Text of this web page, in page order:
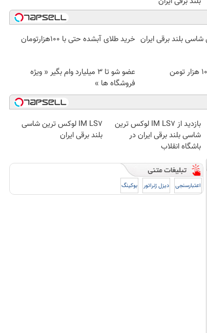
خرید طلای آبشده حتی با ۱۰۰هزارتومان
عضو شو تا 3 میلیارد وام بگیر « ویژه
فروشگاه ها »
بازدید از IM LS7 لوکس ترین
شاسی بلند برقی ایران در
باشگاه انقلاب
IM LS7 لوکس ترین شاسی
بلند برقی ایران
اعتبارسنجی دیزل ژنراتور بوکینگ